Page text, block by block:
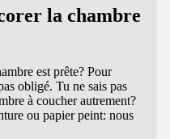
la chambre
est prête? Pour
obligé. Tu ne sais pas
à coucher autrement?
ou papier peint: nous